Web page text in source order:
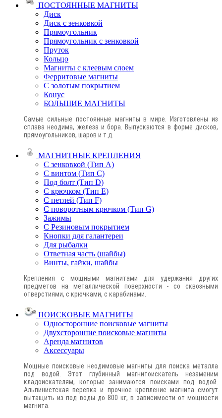
ПОСТОЯННЫЕ МАГНИТЫ
Диск
Диск с зенковкой
Прямоугольник
Прямоугольник с зенковкой
Пруток
Кольцо
Магниты с клеевым слоем
Ферритовые магниты
С золотым покрытием
Конус
БОЛЬШИЕ МАГНИТЫ
Самые сильные постоянные магниты в мире. Изготовлены из
сплава неодима, железа и бора. Выпускаются в форме дисков,
прямоугольников, шаров и т.д.
МАГНИТНЫЕ КРЕПЛЕНИЯ
С зенковкой (Тип А)
С винтом (Тип C)
Под болт (Тип D)
С крючком (Тип E)
С петлей (Тип F)
С поворотным крючком (Тип G)
Зажимы
С Резиновым покрытием
Кнопки для галантереи
Для рыбалки
Ответная часть (шайбы)
Винты, гайки, шайбы
Крепления с мощными магнитами для удержания других
предметов на металлической поверхности - со сквозными
отверстиями, с крючками, с карабинами.
ПОИСКОВЫЕ МАГНИТЫ
Односторонние поисковые магниты
Двухсторонние поисковые магниты
Аренда магнитов
Аксессуары
Мощные поисковые неодимовые магниты для поиска металла
под водой. Этот глубинный магнитоискатель незаменим
кладоискателям, которые занимаются поисками под водой.
Альпинистская веревка и прочное крепление магнита смогут
вытащить из под воды до 800 кг, в зависимости от мощности
магнита.